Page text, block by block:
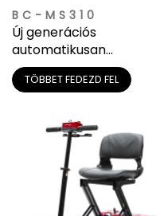
BC-MS310
Új generációs
automatikusan
összecsukható mobilitási
segédeszköz
TÖBBET FEDEZD FEL